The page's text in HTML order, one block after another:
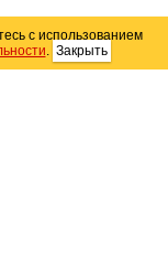
с использованием
. Закрыть